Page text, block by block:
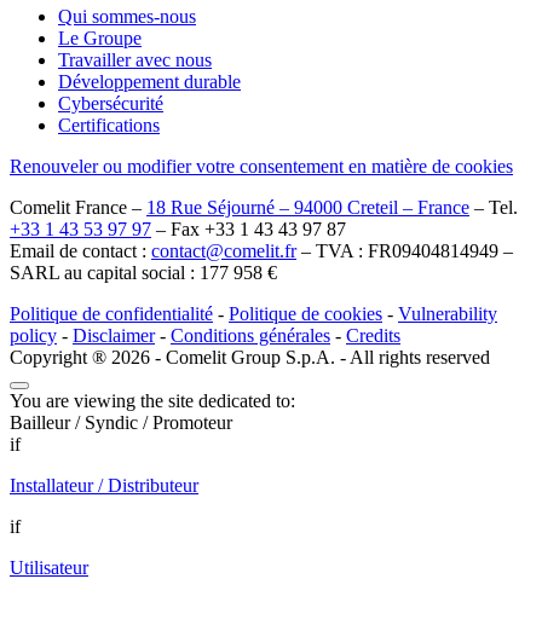
Qui sommes-nous
Le Groupe
Travailler avec nous
Développement durable
Cybersécurité
Certifications
Renouveler ou modifier votre consentement en matière de cookies
Comelit France – 18 Rue Séjourné – 94000 Creteil – France – Tel.
+33 1 43 53 97 97 – Fax +33 1 43 43 97 87
Email de contact : contact@comelit.fr– TVA : FR09404814949 –
SARL au capital social : 177 958 €
Politique de confidentialité - Politique de cookies - Vulnerability
policy - Disclaimer- Conditions générales - Credits
Copyright ® 2026 - Comelit Group S.p.A. - All rights reserved
You are viewing the site dedicated to:
Bailleur / Syndic / Promoteur
if
Installateur / Distributeur
if
Utilisateur